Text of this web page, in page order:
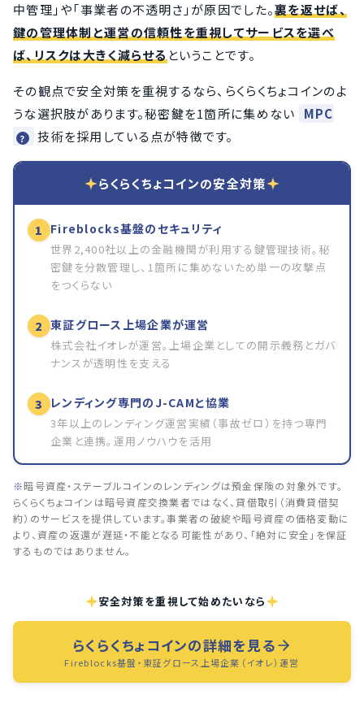
中管理」や「事業者の不透明さ」が原因でした。裏を返せば、
鍵の管理体制と運営の信頼性を重視してサービスを選べ
ば、リスクは大きく減らせるということです。
その観点で安全対策を重視するなら、らくらくちょコインのよ
うな選択肢があります。秘密鍵を1箇所に集めない
MPC
技術を採用している点が特徴です。
らくらくちょコインの安全対策
1 Fireblocks基盤のセキュリティ
世界2,400社以上の金融機関が利用する鍵管理技術。秘
密鍵を分散管理し、1箇所に集めないため単一の攻撃点
をつくらない
2 東証グロース上場企業が運営
株式会社イオレが運営。上場企業としての開示義務とガバ
ナンスが透明性を支える
3 レンディング専門のJ-CAMと協業
3年以上のレンディング運営実績（事故ゼロ）を持つ専門
企業と連携。運用ノウハウを活用
※暗号資産・ステーブルコインのレンディングは預金保険の対象外です。
らくらくちょコインは暗号資産交換業者ではなく、貸借取引（消費貸借契
約）のサービスを提供しています。事業者の破綻や暗号資産の価格変動に
より、資産の返還が遅延・不能となる可能性があり、「絶対に安全」を保証
するものではありません。
安全対策を重視して始めたいなら
らくらくちょコインの詳細を見る
Fireblocks基盤・東証グロース上場企業（イオレ）運営